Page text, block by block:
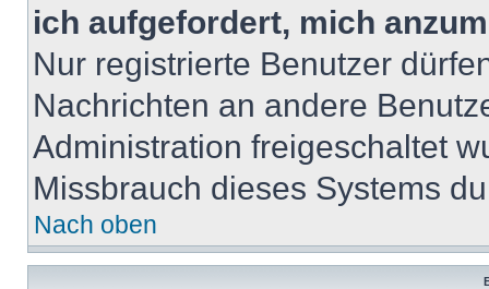
ich aufgefordert, mich
Nur registrierte Benutzer
Nachrichten an andere
Administration freigeschaltet
Missbrauch dieses Systems
Nach oben